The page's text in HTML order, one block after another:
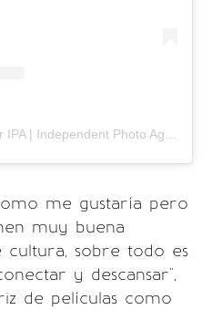
Una publicación compartida por IPA | Independent Photo Agency (@ipa_agency)
me gustaría pero
muy buena
cultura, sobre todo es
y descansar",
de películas como